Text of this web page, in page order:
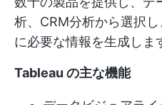
析、CRM分析から選択
に必要な情報を生成しま
Tableau の主な機能